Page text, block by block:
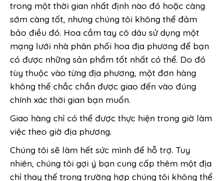
trong một thời gian nhất định nào đó hoặc càng
sớm càng tốt, nhưng chúng tôi không thể đảm
bảo điều đó. Hoa cầm tay cô dâu sử dụng một
mạng lưới nhà phân phối hoa địa phương để bạn
có được những sản phẩm tốt nhất có thể. Do đó
tùy thuộc vào từng địa phương, một đơn hàng
không thể chắc chắn được giao đến vào đúng
chính xác thời gian bạn muốn.
Giao hàng chỉ có thể được thực hiện trong giờ làm
việc theo giờ địa phương.
Chúng tôi sẽ làm hết sức mình để hỗ trợ. Tuy
nhiên, chúng tôi gợi ý bạn cung cấp thêm một địa
chỉ thay thế trong trường hợp chúng tôi không thể